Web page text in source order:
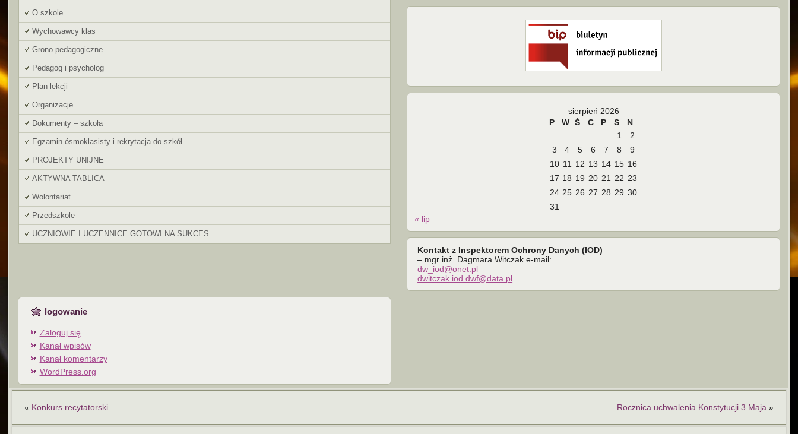
O szkole
Wychowawcy klas
Grono pedagogiczne
Pedagog i psycholog
Plan lekcji
Organizacje
Dokumenty – szkoła
Egzamin ósmoklasisty i rekrytacja do szkół…
PROJEKTY UNIJNE
AKTYWNA TABLICA
Wolontariat
Przedszkole
UCZNIOWIE I UCZENNICE GOTOWI NA SUKCES
sierpień 2026
P
W Ś C P S
N
1
2
3
4 5 6 7 8
9
10 11 12 13 14 15 16
17 18 19 20 21 22 23
24 25 26 27 28 29 30
31
« lip
Kontakt z Inspektorem Ochrony Danych (IOD)
– mgr inż. Dagmara Witczak e-mail:
dw_iod@onet.pl
dwitczak.iod.dwf@data.pl
logowanie
Zaloguj się
Kanał wpisów
Kanał komentarzy
WordPress.org
« Konkurs recytatorski Rocznica uchwalenia Konstytucji 3 Maja »